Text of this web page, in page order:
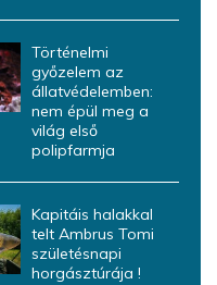
Történelmi
győzelem az
állatvédelemben:
nem épül meg a
világ első
polipfarmja
Kapitáis halakkal
telt Ambrus Tomi
születésnapi
horgásztúrája !